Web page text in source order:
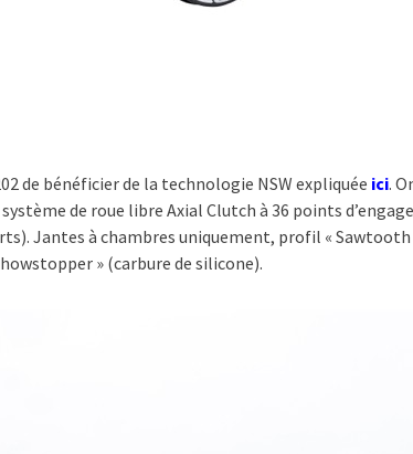
de bénéficier de la technologie NSW expliquée ici.
de roue libre Axial Clutch à 36 points
Jantes à chambres uniquement, profil « Sawtooth
» (carbure de silicone).